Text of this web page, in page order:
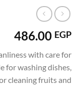
486.00 EGP
with care for
for washing dishes,
cleaning fruits and